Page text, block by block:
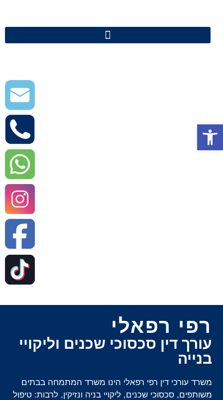
פתח סרגל נגישות
רפי רפאלי
עורך דין סכסוכי שכנים וליקויי
בנייה
משרד עורכי דין רפי רפאלי הינו משרד המתמחה בבתים
משותפים, סכסוכי שכנים, ליקויי בניה ונזיקין, לרבות: טיפול